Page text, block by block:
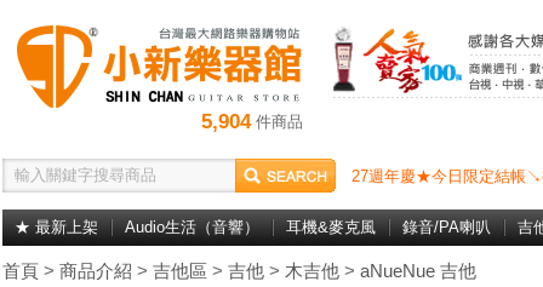
5,904件商品
27週年慶★今日限定結帳
★ 最新上架 Audio生活（音響） 耳機&麥克風 錄音/PA喇叭 吉
首頁 > 商品介紹 > 吉他區 > 吉他 > 木吉他 > aNueNue 吉他